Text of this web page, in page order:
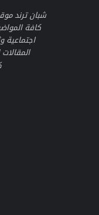
شبان ترند
كافة
اجتماعية